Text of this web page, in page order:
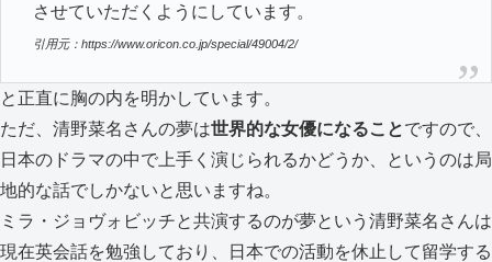
させていただくようにしています。
引用元：https://www.oricon.co.jp/special/49004/2/
と正直に胸の内を明かしています。
ただ、清野菜名さんの夢は世界的な女優になることですので、
日本のドラマの中で上手く演じられるかどうか、というのは局
地的な話でしかないと思いますね。
ミラ・ジョヴォビッチと共演するのが夢という清野菜名さんは
現在英会話を勉強しており、日本での活動を休止して留学する